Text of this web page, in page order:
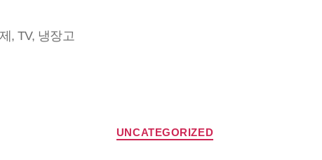
, TV, 냉장고
Categories
UNCATEGORIZED